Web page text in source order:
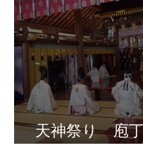
天神祭り 庖